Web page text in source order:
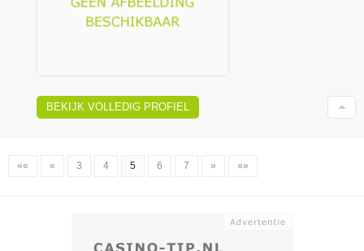
BEKIJK VOLLEDIG PROFIEL
«« « 3 4 5 6 7 » »»